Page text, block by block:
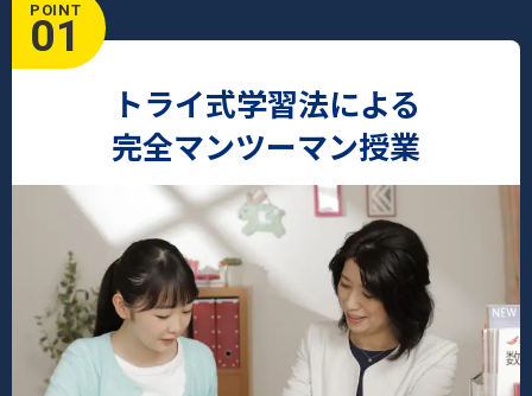
POINT
01
トライ式学習法による
完全マンツーマン授業